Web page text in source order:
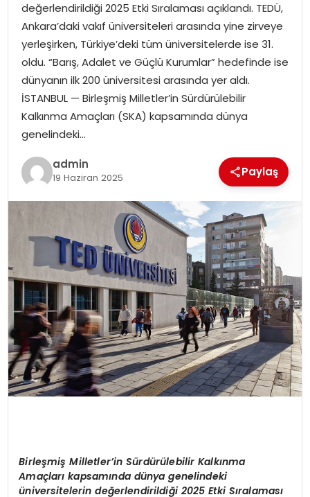
SPOR
EĞITIM
OTOMOBIL
TEKNOLOJI
EKONOMI
değerlendirildiği 2025 Etki Sıralaması açıklandı. TEDÜ,
Ankara’daki vakıf üniversiteleri arasında yine zirveye
yerleşirken, Türkiye’deki tüm üniversitelerde ise 31.
oldu. “Barış, Adalet ve Güçlü Kurumlar” hedefinde ise
dünyanın ilk 200 üniversitesi arasında yer aldı.
İSTANBUL — Birleşmiş Milletler’in Sürdürülebilir
Kalkınma Amaçları (SKA) kapsamında dünya
genelindeki…
admin
19 Haziran 2025 Paylaş
Birleşmiş Milletler’in Sürdürülebilir Kalkınma
Amaçları kapsamında dünya genelindeki
üniversitelerin değerlendirildiği 2025 Etki Sıralaması